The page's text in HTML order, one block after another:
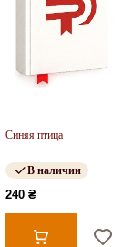
Синяя птица
В наличии
240 ₴